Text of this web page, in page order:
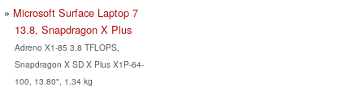
Microsoft Surface Laptop 7
13.8, Snapdragon X Plus
Adreno X1-85 3.8 TFLOPS,
Snapdragon X SD X Plus X1P-64-
100, 13.80", 1.34 kg